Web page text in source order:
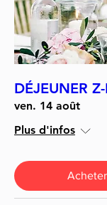
DÉJEUNER
ven. 14 août
Plus d'infos